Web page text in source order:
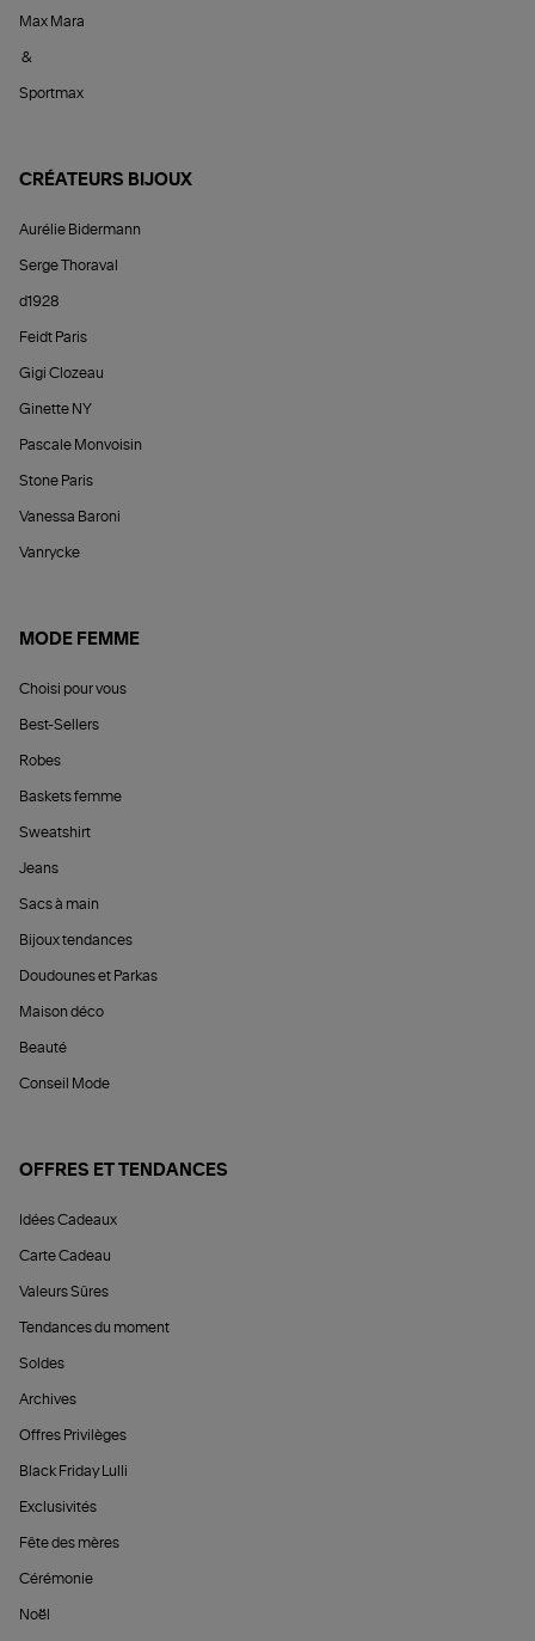
Max Mara
&
Sportmax
CRÉATEURS BIJOUX
Aurélie Bidermann
Serge Thoraval
d1928
Feidt Paris
Gigi Clozeau
Ginette NY
Pascale Monvoisin
Stone Paris
Vanessa Baroni
Vanrycke
MODE FEMME
Choisi pour vous
Best-Sellers
Robes
Baskets femme
Sweatshirt
Jeans
Sacs à main
Bijoux tendances
Doudounes et Parkas
Maison déco
Beauté
Conseil Mode
OFFRES ET TENDANCES
Idées Cadeaux
Carte Cadeau
Valeurs Sûres
Tendances du moment
Soldes
Archives
Offres Privilèges
Black Friday Lulli
Exclusivités
Fête des mères
Cérémonie
Noël